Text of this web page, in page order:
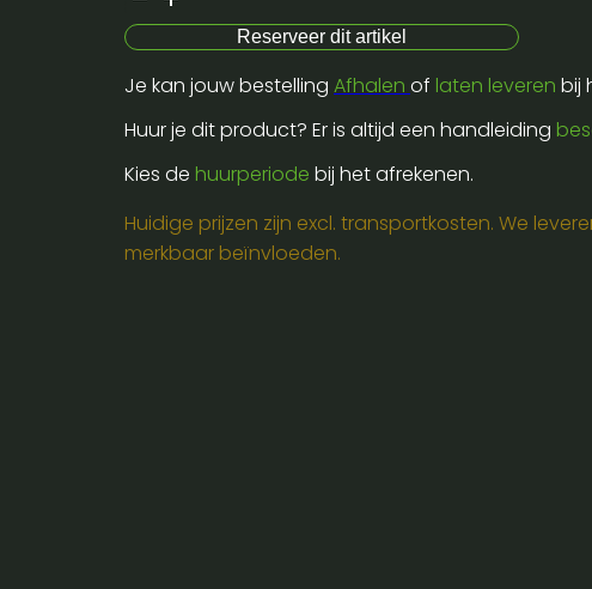
dmx
6ch
controller
aantal
Reserveer dit artikel
Je kan jouw bestelling Afhalen of laten leveren bij
Huur je dit product? Er is altijd een handleiding
Kies de huurperiode bij het afrekenen.
Huidige prijzen zijn excl. transportkosten. We
merkbaar beïnvloeden.